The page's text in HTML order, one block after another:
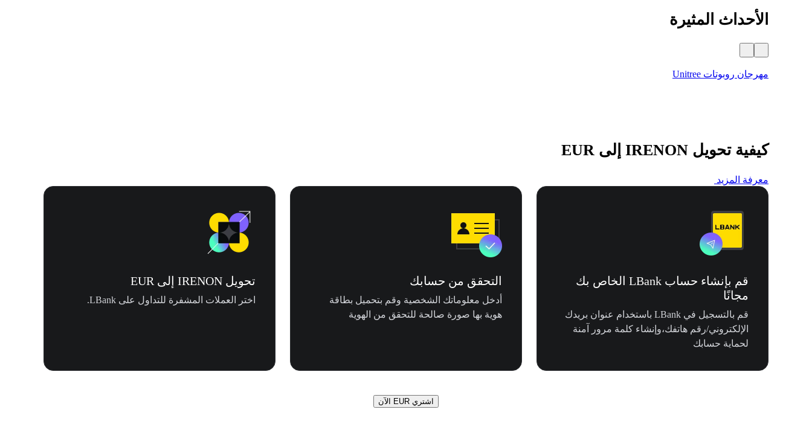
الأحداث المثيرة
مهرجان روبوتات Unitree
كيفية تحويل IRENON إلى EUR
معرفة المزيد
قم بإنشاء حساب LBank الخاص بك
مجانًا
قم بالتسجيل في LBank باستخدام عنوان بريدك
الإلكتروني/رقم هاتفك،وإنشاء كلمة مرور آمنة
لحماية حسابك
التحقق من حسابك
أدخل معلوماتك الشخصية وقم بتحميل بطاقة
هوية بها صورة صالحة للتحقق من الهوية
تحويل IRENON إلى EUR
اختر العملات المشفرة للتداول على LBank.
اشتري EUR الآن